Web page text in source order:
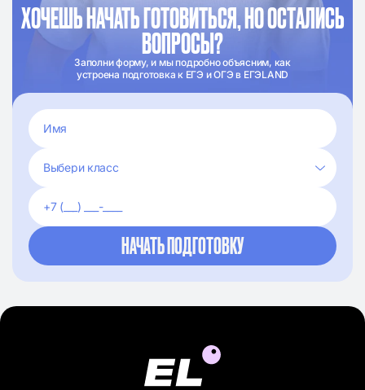
ХОЧЕШЬ НАЧАТЬ ГОТОВИТЬСЯ, НО ОСТАЛИСЬ
ВОПРОСЫ?
Заполни форму, и мы подробно объясним, как
устроена подготовка к ЕГЭ и ОГЭ в ЕГЭLAND